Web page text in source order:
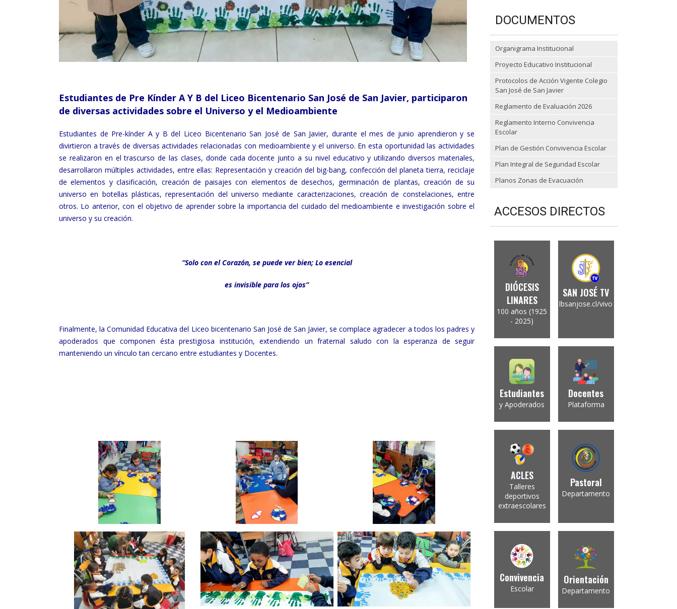
Estudiantes de Pre Kínder A Y B del Liceo Bicentenario San José de San Javier, participaron
de diversas actividades sobre el Universo y el Medioambiente
Estudiantes de Pre-kínder A y B del Liceo Bicentenario San José de San Javier, durante el mes de junio aprendieron y se
divirtieron a través de diversas actividades relacionadas con medioambiente y el universo. En esta oportunidad las actividades
se realizaron en el trascurso de las clases, donde cada docente junto a su nivel educativo y utilizando diversos materiales,
desarrollaron múltiples actividades, entre ellas: Representación y creación del big-bang, confección del planeta tierra, reciclaje
de elementos y clasificación, creación de paisajes con elementos de desechos, germinación de plantas, creación de su
universo en botellas plásticas, representación del universo mediante caracterizaciones, creación de constelaciones, entre
otros. Lo anterior, con el objetivo de aprender sobre la importancia del cuidado del medioambiente e investigación sobre el
universo y su creación.
“Solo con el Corazón, se puede ver bien; Lo esencial
es invisible para los ojos”
Finalmente, la Comunidad Educativa del Liceo bicentenario San José de San Javier, se complace agradecer a todos los padres y
apoderados que componen ésta prestigiosa institución, extendiendo un fraternal saludo con la esperanza de seguir
manteniendo un vínculo tan cercano entre estudiantes y Docentes.
DOCUMENTOS
Organigrama Institucional
Proyecto Educativo Institucional
Protocolos de Acción Vigente Colegio
San José de San Javier
Reglamento de Evaluación 2026
Reglamento Interno Convivencia
Escolar
Plan de Gestión Convivencia Escolar
Plan Integral de Seguridad Escolar
Planos Zonas de Evacuación
ACCESOS DIRECTOS
DIÓCESIS
LINARES
100 años (1925
- 2025)
SAN JOSÉ TV
lbsanjose.cl/vivo
Estudiantes
y Apoderados
Docentes
Plataforma
ACLES
Talleres
deportivos
extraescolares
Pastoral
Departamento
Convivencia
Escolar
Orientación
Departamento